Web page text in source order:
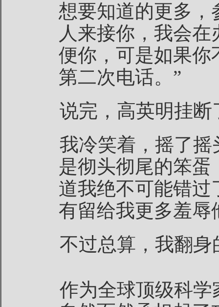
想要知道的更多，
人来接你，我会
便你，可是如果你
第二次电话。”
说完，高英明挂断
我冷笑着，摇了
是彻头彻尾的笨
道我绝不可能错过
有留给我更多羞辱
不过总算，我翻
作为全球顶级科